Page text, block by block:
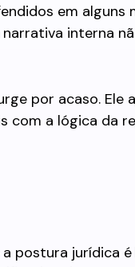
em alguns
interna
por acaso. Ele
com a lógica da
postura jurídica